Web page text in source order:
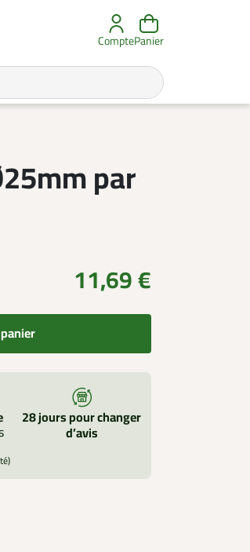
ComptePanier
par
11,69 €
28 jours pour changer
d’avis